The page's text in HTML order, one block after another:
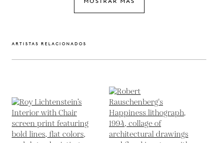
ARTISTAS RELACIONADOS